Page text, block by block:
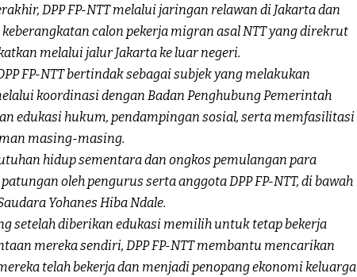
DPP FP-NTT melalui jaringan relawan di Jakarta dan
calon pekerja migran asal NTT yang direkrut
melalui jalur Jakarta ke luar negeri.
FP-NTT bertindak sebagai subjek yang melakukan
koordinasi dengan Badan Penghubung Pemerintah
edukasi hukum, pendampingan sosial, serta memfasilitasi
masing-masing.
hidup sementara dan ongkos pemulangan para
oleh pengurus serta anggota DPP FP-NTT, di bawah
Yohanes Hiba Ndale.
setelah diberikan edukasi memilih untuk tetap bekerja
mereka sendiri, DPP FP-NTT membantu mencarikan
telah bekerja dan menjadi penopang ekonomi keluarga